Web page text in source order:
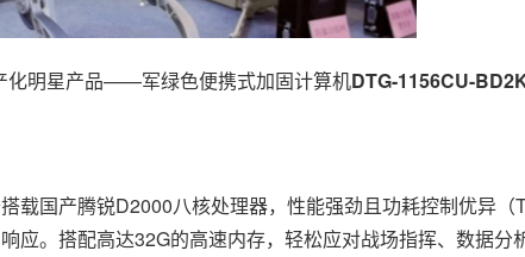
明星产品——军绿色便携式加固计算机DTG-1156CU-
国产腾锐D2000八核处理器，性能强劲且功耗控制优异（
应。搭配高达32G的高速内存，轻松应对战场指挥、数据分